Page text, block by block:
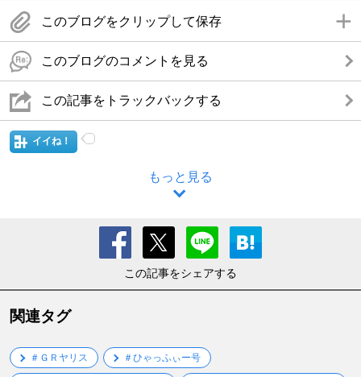
このブログをクリップして保存
このブログのコメントを見る
この記事をトラックバックする
イイね！
もっと見る
この記事をシェアする
関連タグ
＃ＧＲヤリス ＃ひゃっふぃー号